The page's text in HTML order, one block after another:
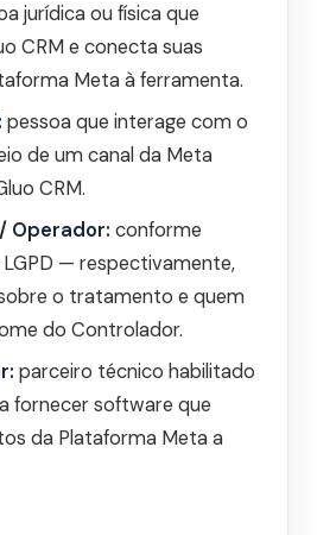
jurídica ou física que
CRM e conecta suas
Meta à ferramenta.
pessoa que interage com o
de um canal da Meta
CRM.
Operador: conforme
— respectivamente,
o tratamento e quem
do Controlador.
parceiro técnico habilitado
fornecer software que
da Plataforma Meta a